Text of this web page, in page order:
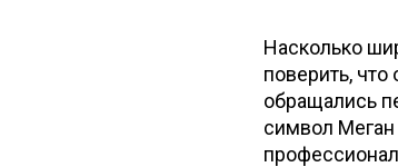
Насколько
поверить,
обращались
символ